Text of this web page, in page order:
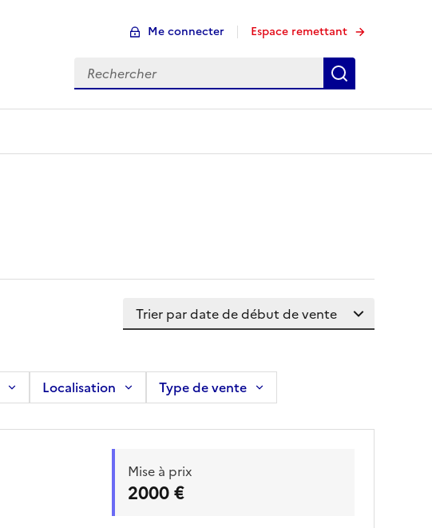
Me connecter Espace remettant
Rechercher
Trier la liste
Localisation Type de vente
Mise à prix
2000 €